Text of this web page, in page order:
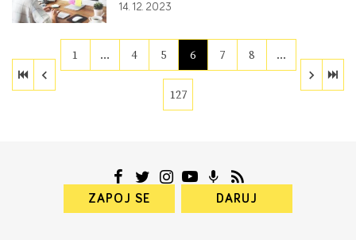
14. 12. 2023
1 … 4 5 6 7 8 …
127
ZAPOJ SE DARUJ